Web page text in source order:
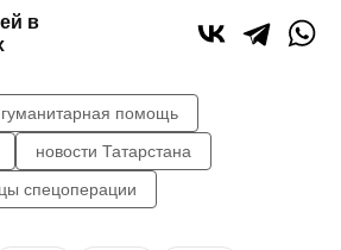
в
гуманитарная помощь
новости Татарстана
спецоперации